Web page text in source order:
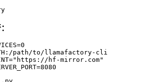
0
:/path/to/llamafactory-cli
"https://hf-mirror.com"
8080